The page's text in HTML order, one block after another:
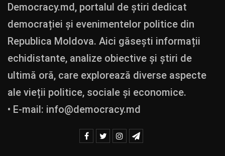
Democracy.md, portalul de știri dedicat
democrației și evenimentelor politice din
Republica Moldova. Aici găsești informații
echidistante, analize obiective și știri de
ultimă oră, care explorează diverse aspecte
ale vieții politice, sociale și economice.
• E-mail: info@democracy.md